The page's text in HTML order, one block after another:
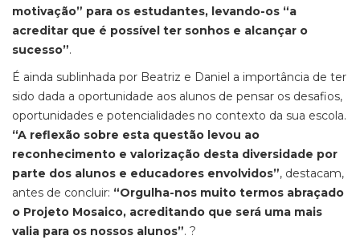
motivação” para os estudantes, levando-os “a
acreditar que é possível ter sonhos e alcançar o
sucesso”.
É ainda sublinhada por Beatriz e Daniel a importância de ter
sido dada a oportunidade aos alunos de pensar os desafios,
oportunidades e potencialidades no contexto da sua escola.
“A reflexão sobre esta questão levou ao
reconhecimento e valorização desta diversidade por
parte dos alunos e educadores envolvidos”, destacam,
antes de concluir: “Orgulha-nos muito termos abraçado
o Projeto Mosaico, acreditando que será uma mais
valia para os nossos alunos”. ?